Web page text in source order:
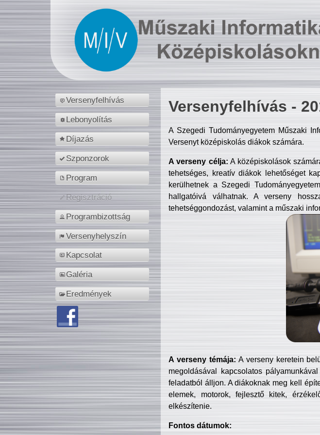
Versenyfelhívás
Lebonyolítás
Díjazás
Szponzorok
Program
Regisztráció
Programbizottság
Versenyhelyszín
Kapcsolat
Galéria
Eredmények
Versenyfelhívás -
A Szegedi Tudományegyetem Műszaki
Versenyt középiskolás diákok számára.
A verseny célja: A középiskolások
tehetséges, kreatív diákok lehetőséget
kerülhetnek a Szegedi
hallgatóivá válhatnak. A verseny
tehetséggondozást, valamint a műszaki
A verseny témája: A verseny keretein
megoldásával kapcsolatos
feladatból álljon. A diákoknak meg kell
elemek, motorok, fejlesztő kitek,
elkészítenie.
Fontos dátumok: